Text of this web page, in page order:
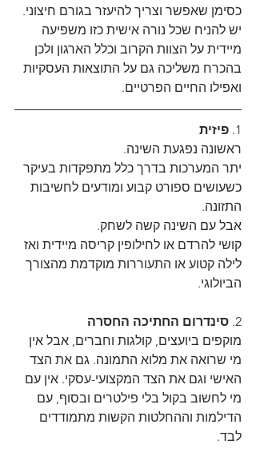
כסימן שאפשר וצריך להיעזר בגורם חיצוני.
יש להניח שכל נורה אישית כזו משפיעה
מיידית על הצוות הקרוב וכלל הארגון ולכן
בהכרח משליכה גם על התוצאות העסקיות
ואפילו החיים הפרטיים.
1. פיזית
ראשונה נפגעת השינה.
יתר המערכות בדרך כלל מתפקדות בעיקר
כשעושים ספורט קבוע ומודעים לחשיבות
התזונה.
אבל עם השינה קשה לשחק.
קושי להרדם או לחילופין קריסה מיידית ואז
לילה קטוע או התעוררות מוקדמת מהצורך
הביולוגי.
2. סינדרום החתיכה החסרה
מוקפים ביועצים, קולגות וחברים, אבל אין
מי שרואה את מלוא התמונה. גם את הצד
האישי וגם את הצד המקצועי-עסקי. אין עם
מי לחשוב בקול בלי פילטרים ובסוף, עם
הדילמות וההחלטות הקשות מתמודדים
לבד.